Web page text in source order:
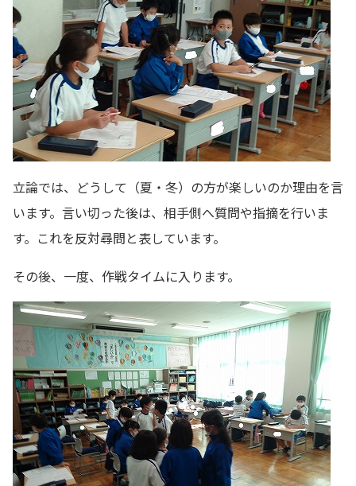
立論では、どうして（夏・冬）の方が楽しいのか理由を言
います。言い切った後は、相手側へ質問や指摘を行いま
す。これを反対尋問と表しています。
その後、一度、作戦タイムに入ります。